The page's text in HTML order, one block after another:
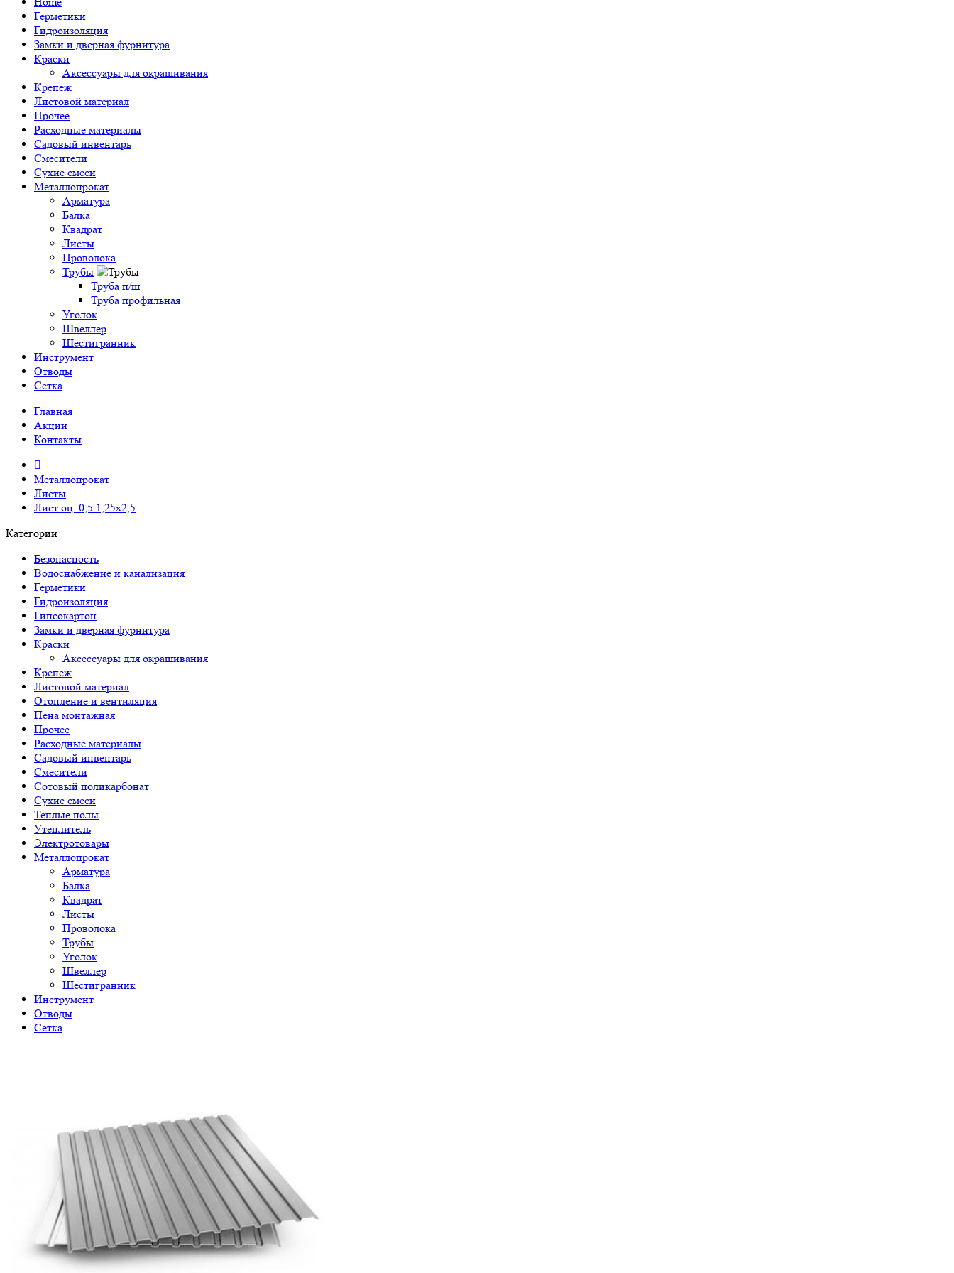
Герметики
Гидроизоляция
Замки и дверная фурнитура
Краски
Аксессуары для окрашивания
Крепеж
Листовой материал
Прочее
Расходные материалы
Садовый инвентарь
Смесители
Сухие смеси
Металлопрокат
Арматура
Балка
Квадрат
Листы
Проволока
Трубы
Труба п/ш
Труба профильная
Уголок
Швеллер
Шестигранник
Инструмент
Отводы
Сетка
Главная
Акции
Контакты
Металлопрокат
Листы
Лист оц. 0,5 1,25х2,5
Категории
Безопасность
Водоснабжение и канализация
Герметики
Гидроизоляция
Гипсокартон
Замки и дверная фурнитура
Краски
Аксессуары для окрашивания
Крепеж
Листовой материал
Отопление и вентиляция
Пена монтажная
Прочее
Расходные материалы
Садовый инвентарь
Смесители
Сотовый поликарбонат
Сухие смеси
Теплые полы
Утеплитель
Электротовары
Металлопрокат
Арматура
Балка
Квадрат
Листы
Проволока
Трубы
Уголок
Швеллер
Шестигранник
Инструмент
Отводы
Сетка